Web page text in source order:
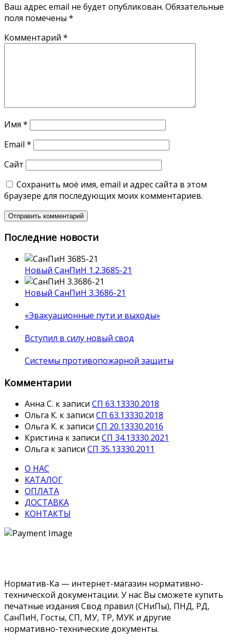
Ваш адрес email не будет опубликован. Обязательные
поля помечены *
Комментарий *
Имя *
Email *
Сайт
Сохранить моё имя, email и адрес сайта в этом
браузере для последующих моих комментариев.
Последние новости
Новый СанПиН 1.2.3685-21
Новый СанПиН 3.3686-21
«Эвакуационные пути и выходы»
Вступил в силу новый свод
Системы противопожарной защиты
Комментарии
Анна С. к записи СП 63.13330.2018
Ольга К. к записи СП 63.13330.2018
Ольга К. к записи СП 20.13330.2016
Кристина к записи СП 34.13330.2021
Ольга к записи СП 35.13330.2011
О НАС
КАТАЛОГ
ОПЛАТА
ДОСТАВКА
КОНТАКТЫ
Норматив-Ка — интернет-магазин нормативно-
технической документации. У нас Вы сможете купить
печатные издания Свод правил (СНиПы), ПНД, РД,
СанПиН, Госты, СП, МУ, ТР, МУК и другие
нормативно-технические документы.